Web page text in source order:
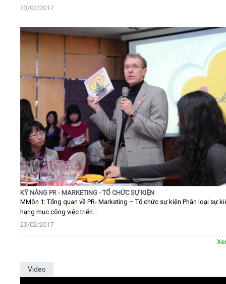
23/02/2017
KỸ NĂNG PR - MARKETING - TỔ CHỨC SỰ KIỆN
MMôn 1: Tổng quan về PR- Marketing – Tổ chức sự kiện Phân loại sự
hạng mục công việc triển...
23/02/2017
Video